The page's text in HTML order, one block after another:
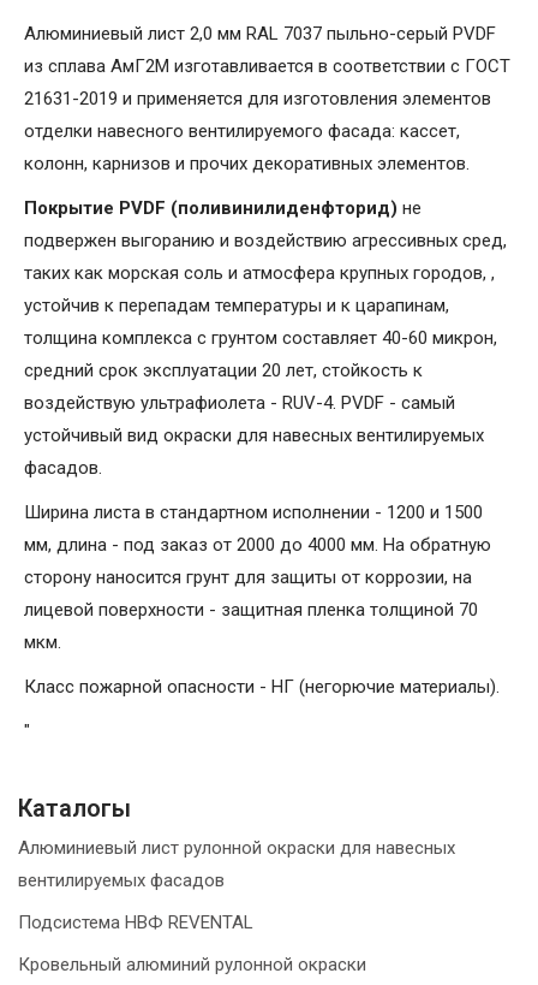
Алюминиевый лист 2,0 мм RAL 7037 пыльно-серый PVDF
из сплава АмГ2М изготавливается в соответствии с ГОСТ
21631-2019 и применяется для изготовления элементов
отделки навесного вентилируемого фасада: кассет,
колонн, карнизов и прочих декоративных элементов.
Покрытие PVDF (поливинилиденфторид) не
подвержен выгоранию и воздействию агрессивных сред,
таких как морская соль и атмосфера крупных городов, ,
устойчив к перепадам температуры и к царапинам,
толщина комплекса с грунтом составляет 40-60 микрон,
средний срок эксплуатации 20 лет, стойкость к
воздействую ультрафиолета - RUV-4. PVDF - самый
устойчивый вид окраски для навесных вентилируемых
фасадов.
Ширина листа в стандартном исполнении - 1200 и 1500
мм, длина - под заказ от 2000 до 4000 мм. На обратную
сторону наносится грунт для защиты от коррозии, на
лицевой поверхности - защитная пленка толщиной 70
мкм.
Класс пожарной опасности - НГ (негорючие материалы).
"
Каталогы
Алюминиевый лист рулонной окраски для навесных
вентилируемых фасадов
Подсистема НВФ REVENTAL
Кровельный алюминий рулонной окраски